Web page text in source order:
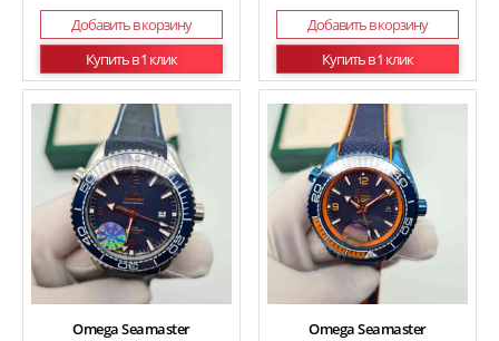
Добавить в корзину
Купить в 1 клик
Добавить в корзину
Купить в 1 клик
Omega Seamaster Omega Seamaster